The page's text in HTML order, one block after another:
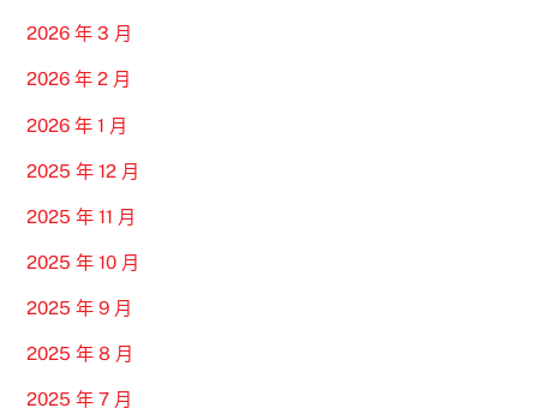
2026 年 3 月
2026 年 2 月
2026 年 1 月
2025 年 12 月
2025 年 11 月
2025 年 10 月
2025 年 9 月
2025 年 8 月
2025 年 7 月